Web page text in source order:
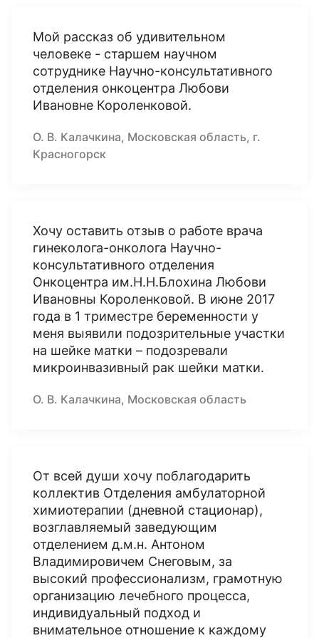
Мой рассказ об удивительном
человеке - старшем научном
сотруднике Научно-консультативного
отделения онкоцентра Любови
Ивановне Короленковой.
О. В. Калачкина, Московская область, г.
Красногорск
Хочу оставить отзыв о работе врача
гинеколога-онколога Научно-
консультативного отделения
Онкоцентра им.Н.Н.Блохина Любови
Ивановны Короленковой. В июне 2017
года в 1 триместре беременности у
меня выявили подозрительные участки
на шейке матки – подозревали
микроинвазивный рак шейки матки.
О. В. Калачкина, Московская область
От всей души хочу поблагодарить
коллектив Отделения амбулаторной
химиотерапии (дневной стационар),
возглавляемый заведующим
отделением д.м.н. Антоном
Владимировичем Снеговым, за
высокий профессионализм, грамотную
организацию лечебного процесса,
индивидуальный подход и
внимательное отношение к каждому